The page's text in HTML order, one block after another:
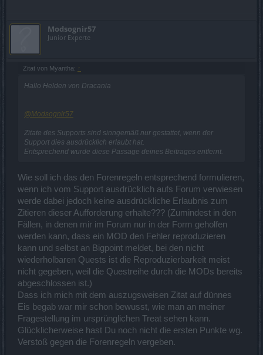
Modsognir57
Junior Experte
Zitat von Myantha: ↑
Hallo Helden von Dracania
@Modsognir57
Zitate des Supports sind sinngemäß nur gestattet, wenn der
Support dies ausdrücklich erlaubt hat.
Entsprechend wurde diese Passage deines Beitrages entfernt.
Wie soll ich das den Forenregeln entsprechend formulieren,
wenn ich vom Support ausdrücklich aufs Forum verwiesen
werde dabei jedoch keine ausdrückliche Erlaubnis zum
Zitieren dieser Aufforderung erhalte??? (Zumindest in den
Fällen, in denen mir im Forum nur in der Form geholfen
werden kann, dass ein MOD den Fehler reproduzieren
kann und selbst an Bigpoint meldet, bei den nicht
wiederholbaren Quests ist die Reproduzierbarkeit meist
nicht gegeben, weil die Questreihe durch die MODs bereits
abgeschlossen ist.)
Dass ich mich mit dem auszugsweisen Zitat auf dünnes
Eis begab war mir schon bewusst, wie man an meiner
Fragestellung im ursprünglichen Treat sehen kann.
Glücklicherweise hast Du noch nicht die ersten Punkte wg.
Verstoß gegen die Forenregeln vergeben.